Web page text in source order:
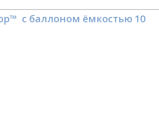
с баллоном ёмкостью 10
гидравлической ёмкостью 10 литров. В